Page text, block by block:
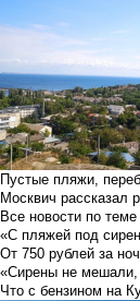
Пустые пляжи,
Москвич рассказал
Все новости по теме
«С пляжей под
От 750 рублей за
«Сирены не мешали,
Что с бензином на